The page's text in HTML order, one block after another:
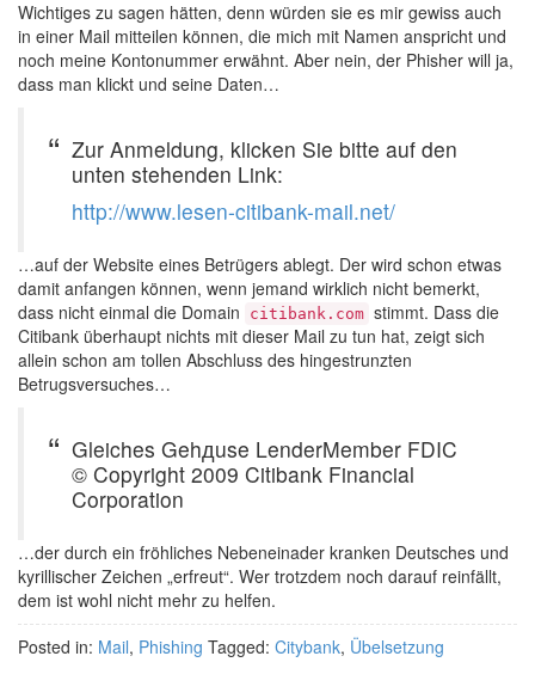
Wichtiges zu sagen hätten, denn würden sie es mir gewiss auch
in einer Mail mitteilen können, die mich mit Namen anspricht und
noch meine Kontonummer erwähnt. Aber nein, der Phisher will ja,
dass man klickt und seine Daten…
Zur Anmeldung, klicken Sie bitte auf den
unten stehenden Link:
http://www.lesen-citibank-mail.net/
…auf der Website eines Betrügers ablegt. Der wird schon etwas
damit anfangen können, wenn jemand wirklich nicht bemerkt,
dass nicht einmal die Domain
citibank.com stimmt. Dass die
Citibank überhaupt nichts mit dieser Mail zu tun hat, zeigt sich
allein schon am tollen Abschluss des hingestrunzten
Betrugsversuches…
Gleiches Gehдuse LenderMember FDIC
© Copyright 2009 Citibank Financial
Corporation
…der durch ein fröhliches Nebeneinader kranken Deutsches und
kyrillischer Zeichen „erfreut“. Wer trotzdem noch darauf reinfällt,
dem ist wohl nicht mehr zu helfen.
Posted in: Mail, Phishing Tagged: Citybank, Übelsetzung